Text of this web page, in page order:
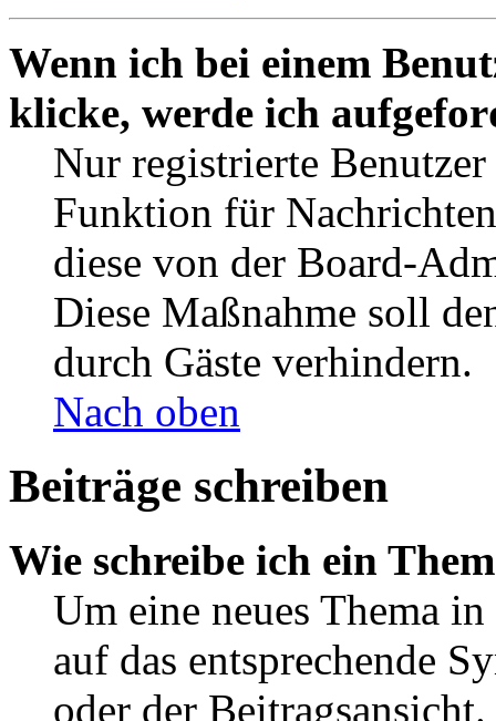
Wenn ich bei einem
klicke, werde ich
Nur registrierte
Funktion für
diese von der Board-
Diese Maßnahme soll
durch Gäste verhindern.
Nach oben
Beiträge schreiben
Wie schreibe ich ein
Um eine neues Thema
auf das entsprechende
oder der